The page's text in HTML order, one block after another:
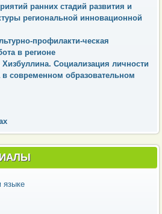
ранних стадий развития и
региональной инновационной
профилакти-ческая
в регионе
Социализация личности
в современном образовательном
языке